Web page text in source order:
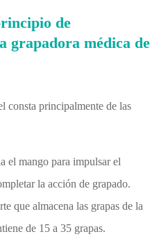
de
grapadora médica de
consta principalmente de las
el mango para impulsar el
la acción de grapado.
que almacena las grapas de la
de 15 a 35 grapas.